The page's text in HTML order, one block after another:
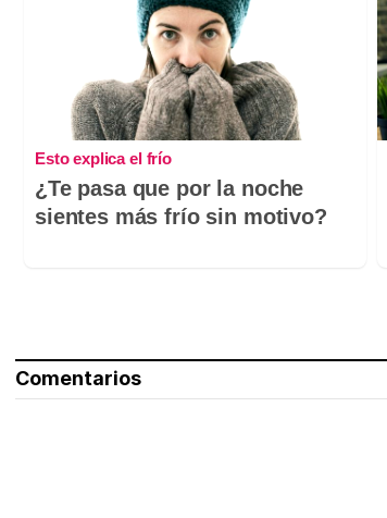
Esto explica el frío
¿Te pasa que por la noche
sientes más frío sin motivo?
Comentarios